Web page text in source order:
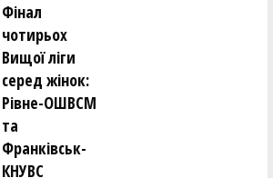
Фінал
чотирьох
Вищої ліги
серед жінок:
Рівне-ОШВСМ
та
Франківськ-
КНУВС